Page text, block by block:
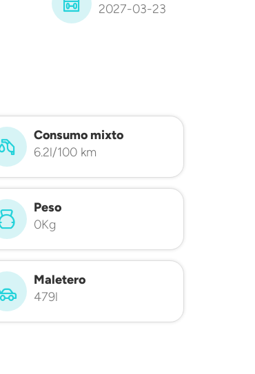
2027-03-23
Consumo mixto
6.2l/100 km
Peso
0Kg
Maletero
479l